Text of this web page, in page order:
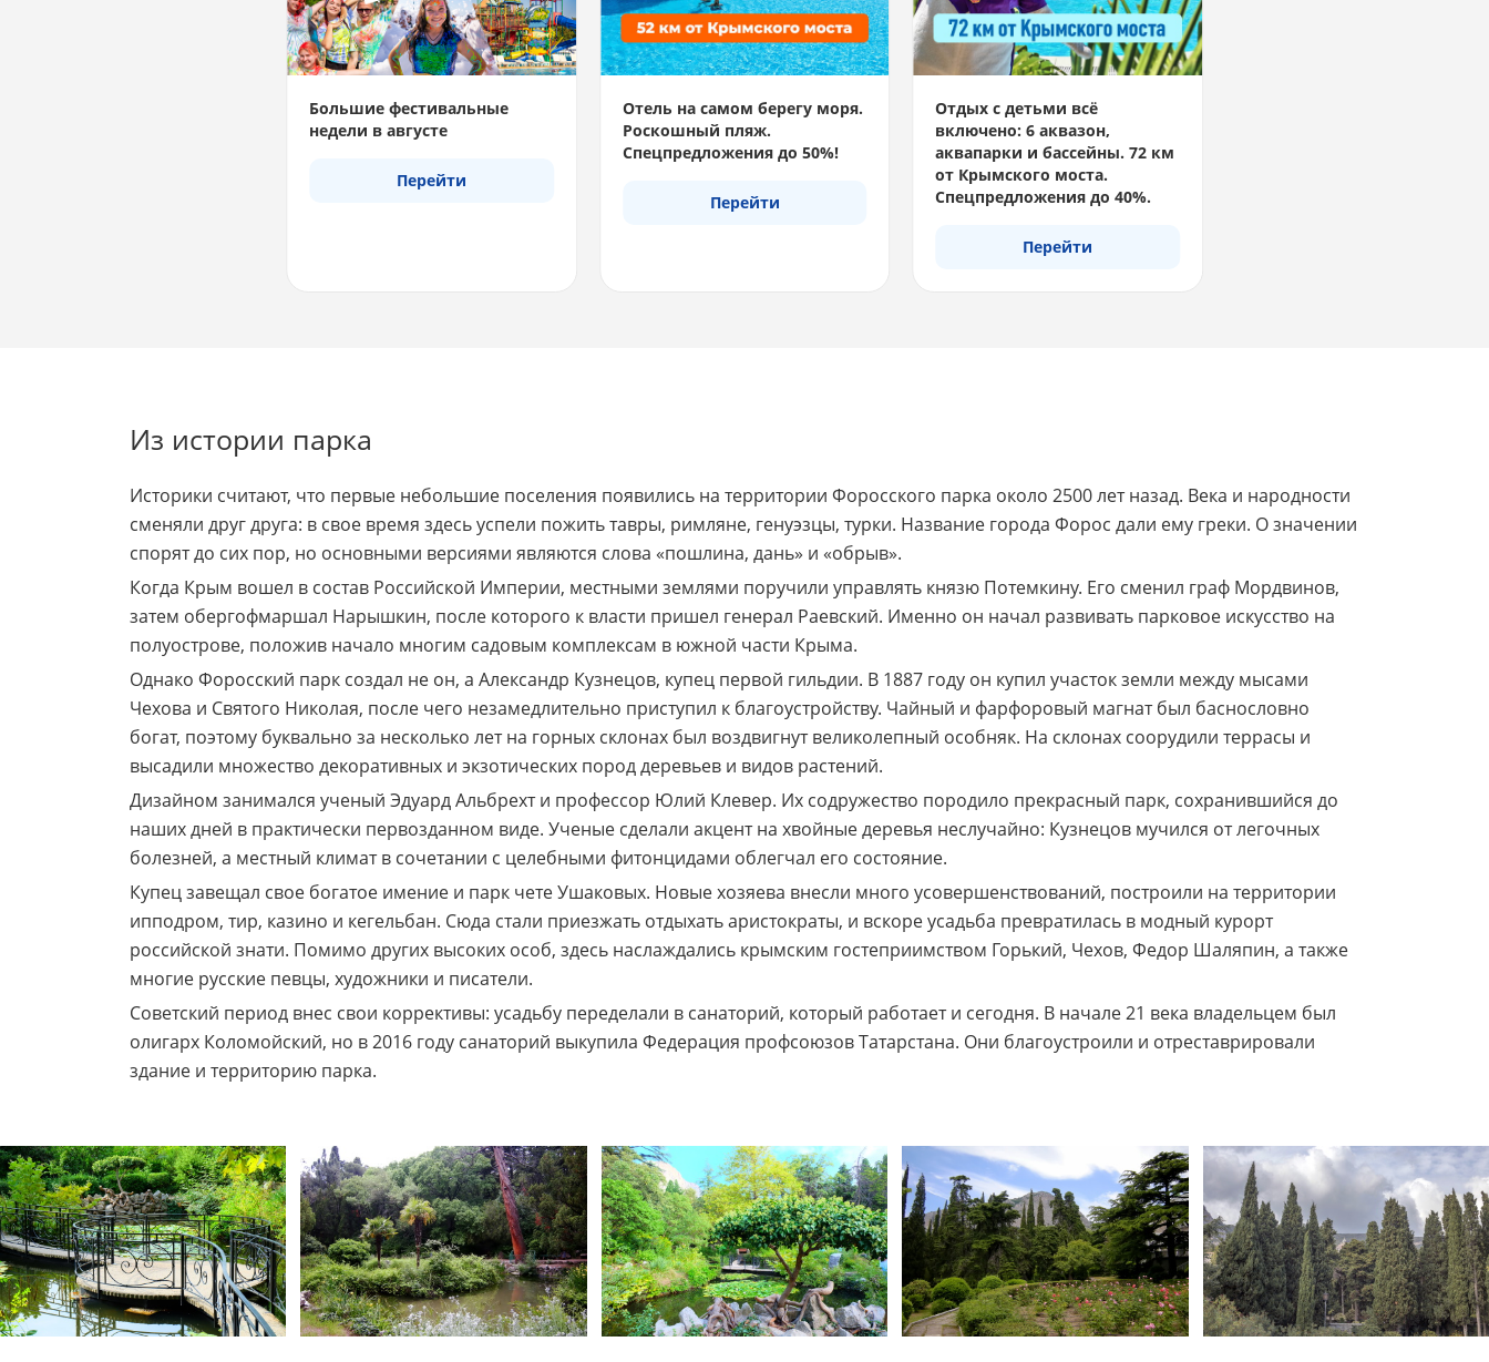
Большие фестивальные
недели в августе
Перейти
Отель на самом берегу моря.
Роскошный пляж.
Спецпредложения до 50%!
Перейти
Отдых с детьми всё
включено: 6 аквазон,
аквапарки и бассейны. 72 км
от Крымского моста.
Спецпредложения до 40%.
Перейти
Из истории парка
Историки считают, что первые небольшие поселения появились на территории Форосского парка около 2500 лет назад. Века и народности
сменяли друг друга: в свое время здесь успели пожить тавры, римляне, генуэзцы, турки. Название города Форос дали ему греки. О значении
спорят до сих пор, но основными версиями являются слова «пошлина, дань» и «обрыв».
Когда Крым вошел в состав Российской Империи, местными землями поручили управлять князю Потемкину. Его сменил граф Мордвинов,
затем обергофмаршал Нарышкин, после которого к власти пришел генерал Раевский. Именно он начал развивать парковое искусство на
полуострове, положив начало многим садовым комплексам в южной части Крыма.
Однако Форосский парк создал не он, а Александр Кузнецов, купец первой гильдии. В 1887 году он купил участок земли между мысами
Чехова и Святого Николая, после чего незамедлительно приступил к благоустройству. Чайный и фарфоровый магнат был баснословно
богат, поэтому буквально за несколько лет на горных склонах был воздвигнут великолепный особняк. На склонах соорудили террасы и
высадили множество декоративных и экзотических пород деревьев и видов растений.
Дизайном занимался ученый Эдуард Альбрехт и профессор Юлий Клевер. Их содружество породило прекрасный парк, сохранившийся до
наших дней в практически первозданном виде. Ученые сделали акцент на хвойные деревья неслучайно: Кузнецов мучился от легочных
болезней, а местный климат в сочетании с целебными фитонцидами облегчал его состояние.
Купец завещал свое богатое имение и парк чете Ушаковых. Новые хозяева внесли много усовершенствований, построили на территории
ипподром, тир, казино и кегельбан. Сюда стали приезжать отдыхать аристократы, и вскоре усадьба превратилась в модный курорт
российской знати. Помимо других высоких особ, здесь наслаждались крымским гостеприимством Горький, Чехов, Федор Шаляпин, а также
многие русские певцы, художники и писатели.
Советский период внес свои коррективы: усадьбу переделали в санаторий, который работает и сегодня. В начале 21 века владельцем был
олигарх Коломойский, но в 2016 году санаторий выкупила Федерация профсоюзов Татарстана. Они благоустроили и отреставрировали
здание и территорию парка.